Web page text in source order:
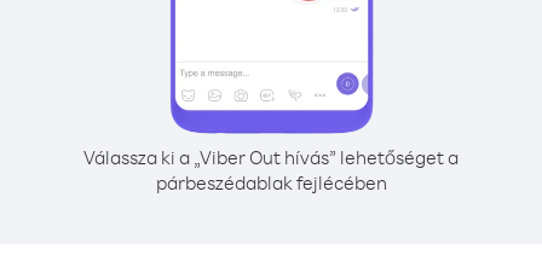
Válassza ki a „Viber Out hívás” lehetőséget a
párbeszédablak fejlécében